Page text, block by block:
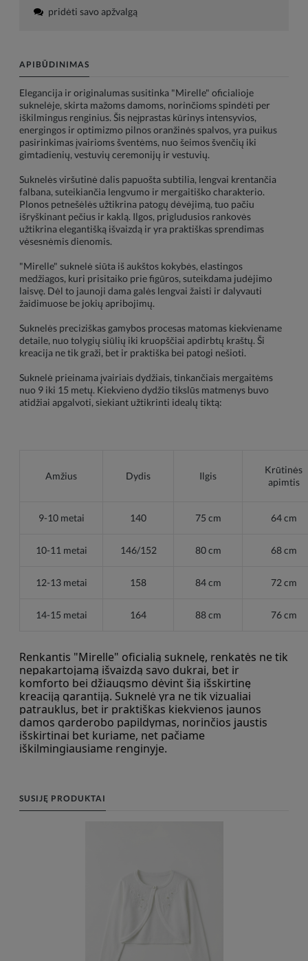
pridėti savo apžvalgą
APIBŪDINIMAS
Elegancija ir originalumas susitinka "Mirelle" oficialioje
suknelėje, skirta mažoms damoms, norinčioms spindėti per
iškilmingus renginius. Šis neįprastas kūrinys intensyvios,
energingos ir optimizmo pilnos oranžinės spalvos, yra puikus
pasirinkimas įvairioms šventėms, nuo šeimos švenčių iki
gimtadienių, vestuvių ceremonijų ir vestuvių.
Suknelės viršutinė dalis papuošta subtilia, lengvai krentančia
falbana, suteikiančia lengvumo ir mergaitiško charakterio.
Plonos petnešėlės užtikrina patogų dėvėjimą, tuo pačiu
išryškinant pečius ir kaklą. Ilgos, prigludusios rankovės
užtikrina elegantišką išvaizdą ir yra praktiškas sprendimas
vėsesnėmis dienomis.
"Mirelle" suknelė siūta iš aukštos kokybės, elastingos
medžiagos, kuri prisitaiko prie figūros, suteikdama judėjimo
laisvę. Dėl to jaunoji dama galės lengvai žaisti ir dalyvauti
žaidimuose be jokių apribojimų.
Suknelės preciziškas gamybos procesas matomas kiekviename
detaile, nuo tolygių siūlių iki kruopščiai apdirbtų kraštų. Ši
kreacija ne tik graži, bet ir praktiška bei patogi nešioti.
Suknelė prieinama įvairiais dydžiais, tinkančiais mergaitėms
nuo 9 iki 15 metų. Kiekvieno dydžio tikslūs matmenys buvo
atidžiai apgalvoti, siekiant užtikrinti idealų tiktą:
Amžius Dydis Ilgis
Krūtinės
apimtis
9-10 metai 140 75 cm 64 cm
10-11 metai 146/152 80 cm 68 cm
12-13 metai 158 84 cm 72 cm
14-15 metai 164 88 cm 76 cm
Renkantis "Mirelle" oficialią suknelę, renkatės ne tik
nepakartojamą išvaizdą savo dukrai, bet ir
komforto bei džiaugsmo dėvint šią išskirtinę
kreaciją garantiją. Suknelė yra ne tik vizualiai
patrauklus, bet ir praktiškas kiekvienos jaunos
damos garderobo papildymas, norinčios jaustis
išskirtinai bet kuriame, net pačiame
iškilmingiausiame renginyje.
SUSIJĘ PRODUKTAI